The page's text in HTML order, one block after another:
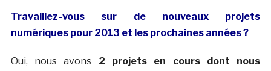
Travaillez-vous sur de nouveaux projets
numériques pour 2013 et les prochaines années ?
Oui, nous avons 2 projets en cours dont nous